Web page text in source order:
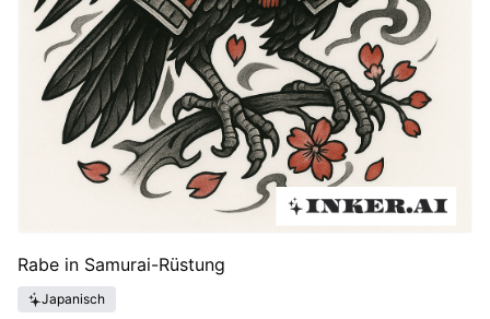
Rabe in Samurai-Rüstung
Japanisch